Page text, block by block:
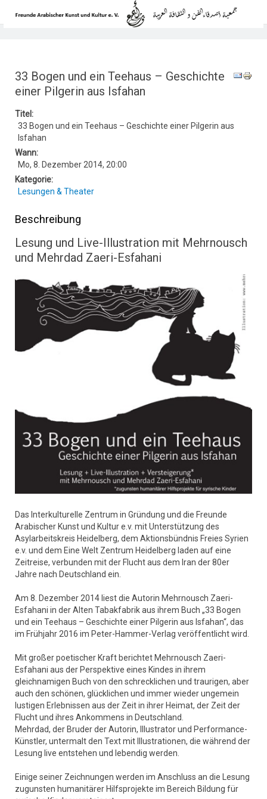
33 Bogen und ein Teehaus – Geschichte
einer Pilgerin aus Isfahan
Titel:
33 Bogen und ein Teehaus – Geschichte einer Pilgerin aus
Isfahan
Wann:
Mo, 8. Dezember 2014, 20:00
Kategorie:
Lesungen & Theater
Beschreibung
Lesung und Live-Illustration mit Mehrnousch
und Mehrdad Zaeri-Esfahani
Das Interkulturelle Zentrum in Gründung und die Freunde
Arabischer Kunst und Kultur e.v. mit Unterstützung des
Asylarbeitskreis Heidelberg, dem Aktionsbündnis Freies Syrien
e.v. und dem Eine Welt Zentrum Heidelberg laden auf eine
Zeitreise, verbunden mit der Flucht aus dem Iran der 80er
Jahre nach Deutschland ein.
Am 8. Dezember 2014 liest die Autorin Mehrnousch Zaeri-
Esfahani in der Alten Tabakfabrik aus ihrem Buch „33 Bogen
und ein Teehaus – Geschichte einer Pilgerin aus Isfahan“, das
im Frühjahr 2016 im Peter-Hammer-Verlag veröffentlicht wird.
Mit großer poetischer Kraft berichtet Mehrnousch Zaeri-
Esfahani aus der Perspektive eines Kindes in ihrem
gleichnamigen Buch von den schrecklichen und traurigen, aber
auch den schönen, glücklichen und immer wieder ungemein
lustigen Erlebnissen aus der Zeit in ihrer Heimat, der Zeit der
Flucht und ihres Ankommens in Deutschland.
Mehrdad, der Bruder der Autorin, Illustrator und Performance-
Künstler, untermalt den Text mit Illustrationen, die während der
Lesung live entstehen und lebendig werden.
Einige seiner Zeichnungen werden im Anschluss an die Lesung
zugunsten humanitärer Hilfsprojekte im Bereich Bildung für